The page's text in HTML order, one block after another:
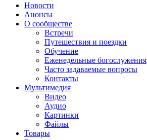
Новости
Анонсы
О сообществе
Встречи
Путешествия и поездки
Обучение
Еженедельные богослужения
Часто задаваемые вопросы
Контакты
Мультимедия
Видео
Аудио
Картинки
Файлы
Товары